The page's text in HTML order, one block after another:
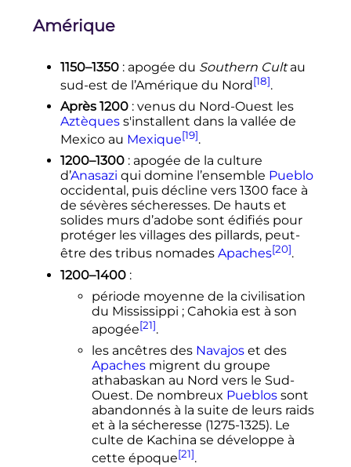
Amérique
1150–1350 : apogée du Southern Cultau
sud-est de l’Amérique du Nord[18].
Après 1200 : venus du Nord-Ouest les
Aztèquess'installent dans la vallée de
Mexico au Mexique[19].
1200–1300 : apogée de la culture
d’Anasazi qui domine l’ensemble Pueblo
occidental, puis décline vers 1300 face à
de sévères sécheresses. De hauts et
solides murs d’adobe sont édifiés pour
protéger les villages des pillards, peut-
être des tribus nomades Apaches[20].
1200–1400 :
période moyenne de la civilisation
du Mississippi ; Cahokia est à son
apogée[21].
les ancêtres des Navajoset des
Apachesmigrent du groupe
athabaskan au Nord vers le Sud-
Ouest. De nombreux Pueblossont
abandonnés à la suite de leurs raids
et à la sécheresse (1275-1325). Le
culte de Kachina se développe à
cette époque[21].